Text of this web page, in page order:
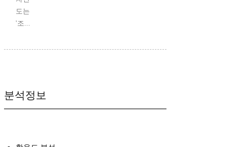
도는
'조...
분석정보